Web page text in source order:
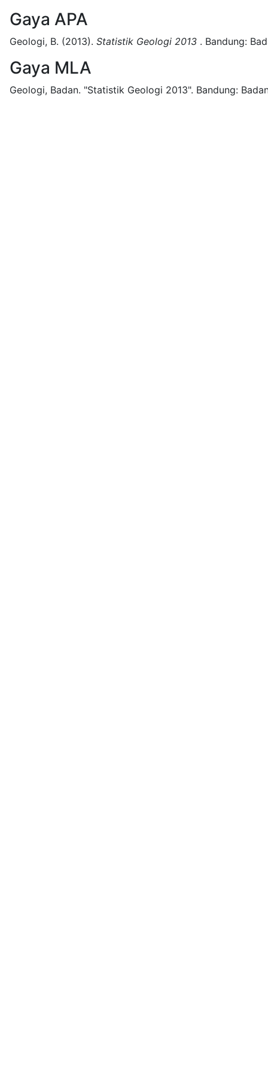
Gaya APA
Geologi, B. (2013). Statistik Geologi 2013 . Bandung:
Gaya MLA
Geologi, Badan. "Statistik Geologi 2013". Bandung: